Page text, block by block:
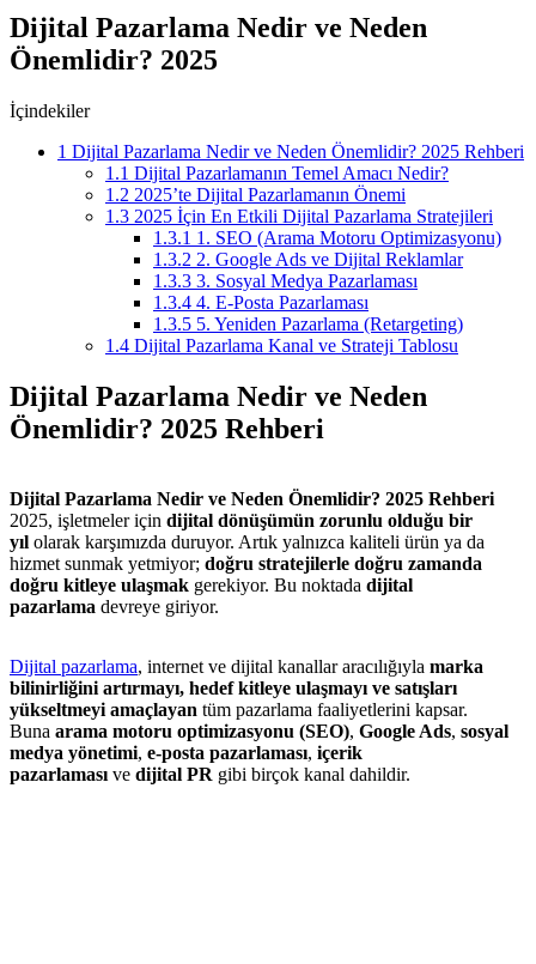
Dijital Pazarlama Nedir ve Neden
Önemlidir? 2025
İçindekiler
1 Dijital Pazarlama Nedir ve Neden Önemlidir? 2025 Rehberi
1.1 Dijital Pazarlamanın Temel Amacı Nedir?
1.2 2025’te Dijital Pazarlamanın Önemi
1.3 2025 İçin En Etkili Dijital Pazarlama Stratejileri
1.3.1 1. SEO (Arama Motoru Optimizasyonu)
1.3.2 2. Google Ads ve Dijital Reklamlar
1.3.3 3. Sosyal Medya Pazarlaması
1.3.4 4. E-Posta Pazarlaması
1.3.5 5. Yeniden Pazarlama (Retargeting)
1.4 Dijital Pazarlama Kanal ve Strateji Tablosu
Dijital Pazarlama Nedir ve Neden
Önemlidir? 2025 Rehberi
Dijital Pazarlama Nedir ve Neden Önemlidir? 2025 Rehberi
2025, işletmeler için dijital dönüşümün zorunlu olduğu bir
yıl olarak karşımızda duruyor. Artık yalnızca kaliteli ürün ya da
hizmet sunmak yetmiyor; doğru stratejilerle doğru zamanda
doğru kitleye ulaşmak gerekiyor. Bu noktada dijital
pazarlama devreye giriyor.
Dijital pazarlama, internet ve dijital kanallar aracılığıyla marka
bilinirliğini artırmayı, hedef kitleye ulaşmayı ve satışları
yükseltmeyi amaçlayan tüm pazarlama faaliyetlerini kapsar.
Buna arama motoru optimizasyonu (SEO), Google Ads, sosyal
medya yönetimi, e-posta pazarlaması, içerik
pazarlaması ve dijital PR gibi birçok kanal dahildir.